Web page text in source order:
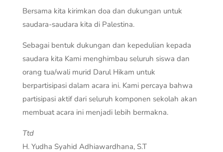
Bersama kita kirimkan doa dan dukungan untuk
saudara-saudara kita di Palestina.
Sebagai bentuk dukungan dan kepedulian kepada
saudara kita Kami menghimbau seluruh siswa dan
orang tua/wali murid Darul Hikam untuk
berpartisipasi dalam acara ini. Kami percaya bahwa
partisipasi aktif dari seluruh komponen sekolah akan
membuat acara ini menjadi lebih bermakna.
Ttd
H. Yudha Syahid Adhiawardhana, S.T